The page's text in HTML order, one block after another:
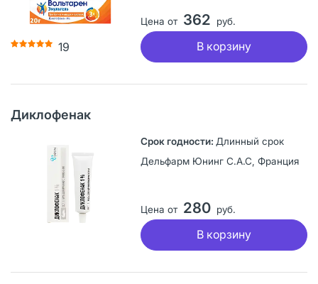
19
Цена от 362 руб.
В корзину
Диклофенак
Длинный срок
Дельфарм Юнинг С.А.С, Франция
Цена от 280 руб.
В корзину